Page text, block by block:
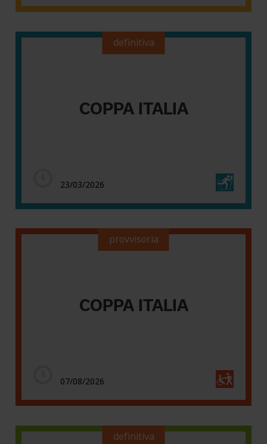
definitiva
COPPA ITALIA
23/03/2026
provvisoria
COPPA ITALIA
07/08/2026
definitiva